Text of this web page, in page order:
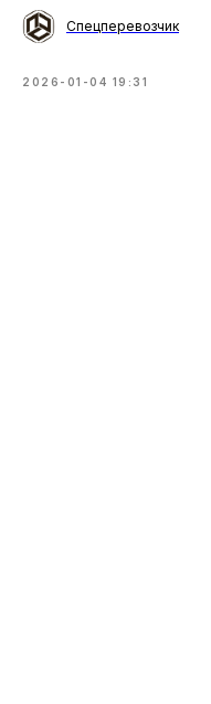
Спецперевозчик
2026-01-04 19:31